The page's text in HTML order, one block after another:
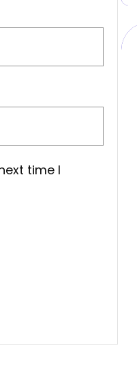
time I